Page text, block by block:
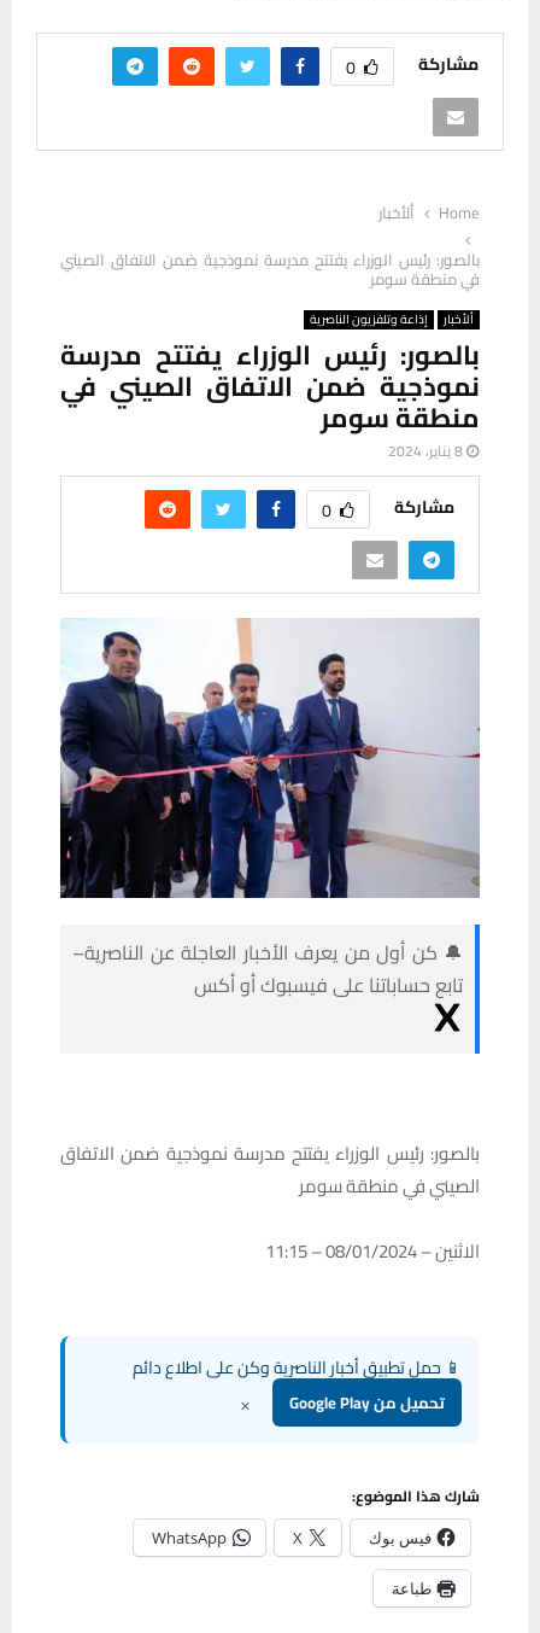
مشاركة 0
Home
ألأخبار
بالصور: رئيس الوزراء يفتتح مدرسة نموذجية ضمن الاتفاق الصيني
في منطقة سومر
ألأخبار إذاعة وتلفزيون الناصرية
بالصور: رئيس الوزراء يفتتح مدرسة
نموذجية ضمن الاتفاق الصيني في
منطقة سومر
8 يناير، 2024
مشاركة 0
🔔 كن أول من يعرف الأخبار العاجلة عن الناصرية–
تابع حساباتنا على فيسبوك أو أكس
بالصور: رئيس الوزراء يفتتح مدرسة نموذجية ضمن الاتفاق
الصيني في منطقة سومر
الاثنين – 08/01/2024 – 11:15
📱 حمل تطبيق أخبار الناصرية وكن على اطلاع دائم
تحميل من Google Play ×
شارك هذا الموضوع:
فيس بوك X
WhatsApp
طباعة